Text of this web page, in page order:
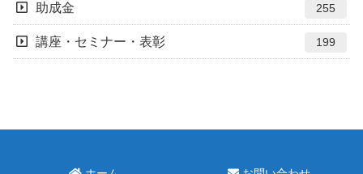
助成金 255
講座・セミナー・表彰 199